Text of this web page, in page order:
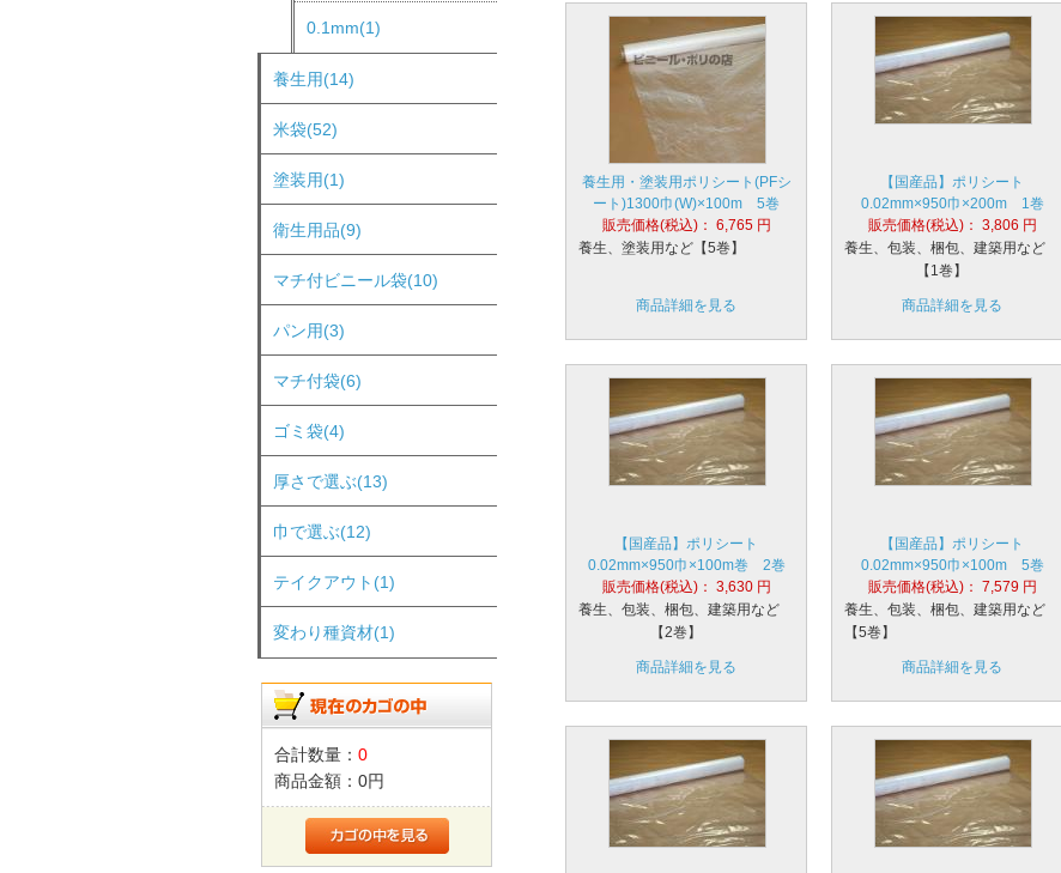
0.1mm(1)
養生用(14)
米袋(52)
塗装用(1)
衛生用品(9)
マチ付ビニール袋(10)
パン用(3)
マチ付袋(6)
ゴミ袋(4)
厚さで選ぶ(13)
巾で選ぶ(12)
テイクアウト(1)
変わり種資材(1)
合計数量： 0
商品金額： 0円
養生用・塗装用ポリシート(PFシ
ート)1300巾(W)×100m 5巻
販売価格(税込)： 6,765円
養生、塗装用など【5巻】
商品詳細を見る
【国産品】ポリシート
0.02mm×950巾×200m 1巻
販売価格(税込)： 3,806 円
養生、包装、梱包、建築用など
【1巻】
商品詳細を見る
【国産品】ポリシート
0.02mm×950巾×100m巻 2巻
販売価格(税込)： 3,630円
養生、包装、梱包、建築用など
【2巻】
商品詳細を見る
【国産品】ポリシート
0.02mm×950巾×100m 5巻
販売価格(税込)： 7,579 円
養生、包装、梱包、建築用など
【5巻】
商品詳細を見る